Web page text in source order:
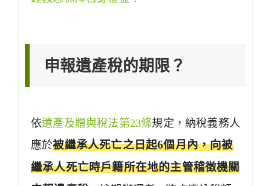
申報遺產稅的期限？
依遺產及贈與稅法第23條規定，納稅義務人
應於被繼承人死亡之日起6個月內，向被
繼承人死亡時戶籍所在地的主管稽徵機關